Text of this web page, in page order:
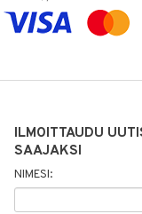
ILMOITTAUDU
SAAJAKSI
NIMESI: